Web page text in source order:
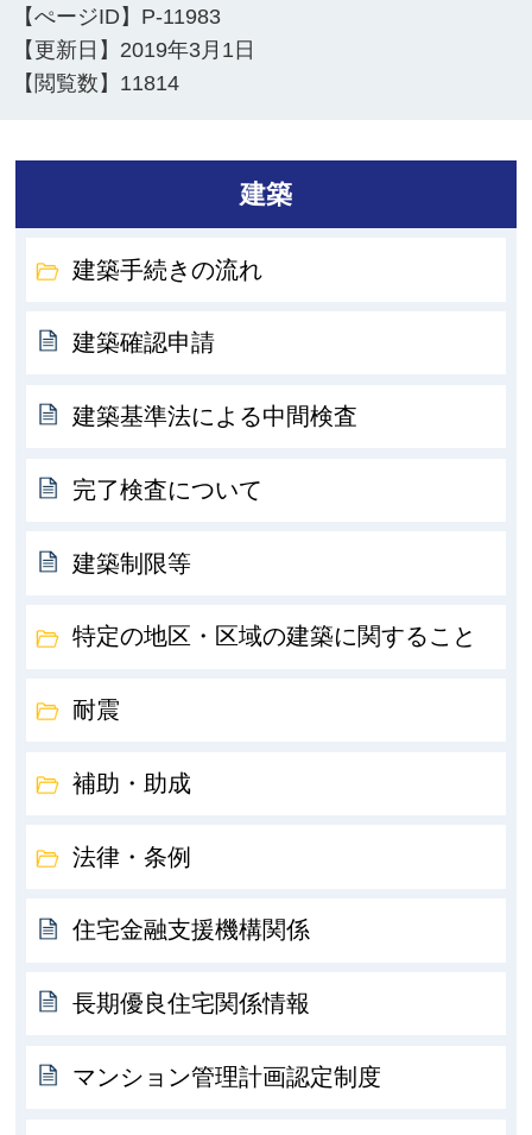
【ぺージID】 P-11983
【更新日】 2019年3月1日
【閲覧数】 11814
建築
建築手続きの流れ
建築確認申請
建築基準法による中間検査
完了検査について
建築制限等
特定の地区・区域の建築に関すること
耐震
補助・助成
法律・条例
住宅金融支援機構関係
長期優良住宅関係情報
マンション管理計画認定制度